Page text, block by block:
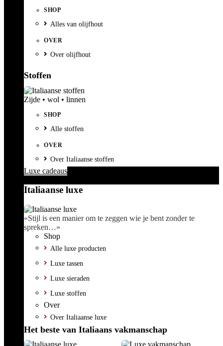
SHOP
Alles van olijfhout
OVER
Over olijfhout
Stoffen
Zijde • wol • linnen
SHOP
Alle stoffen
OVER
Over Italiaanse stoffen
Luxe cadeaus
Italiaanse luxe
«Stijl is een manier om te zeggen wie je bent zonder te
spreken…»
Shop
Alle luxe producten
Luxe tassen
Luxe sieraden
Luxe stoffen
Over
Over Italiaanse luxe
Het beste van Italiaans vakmanschap